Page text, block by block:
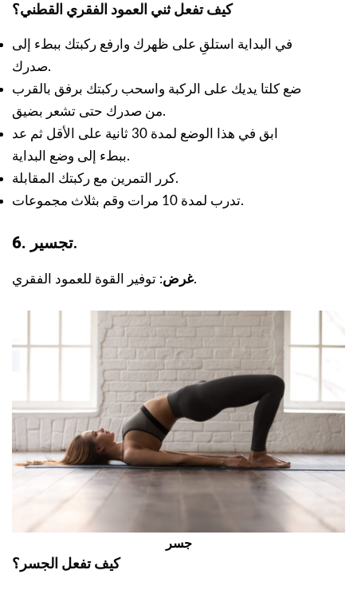
كيف تفعل ثني العمود الفقري القطني؟
في البداية استلقِ على ظهرك وارفع ركبتك ببطء إلى
صدرك.
ضع كلتا يديك على الركبة واسحب ركبتك برفق بالقرب
من صدرك حتى تشعر بضيق.
ابق في هذا الوضع لمدة 30 ثانية على الأقل ثم عد
ببطء إلى وضع البداية.
كرر التمرين مع ركبتك المقابلة.
تدرب لمدة 10 مرات وقم بثلاث مجموعات.
6. تجسير.
غرض: توفير القوة للعمود الفقري.
جسر
كيف تفعل الجسر؟